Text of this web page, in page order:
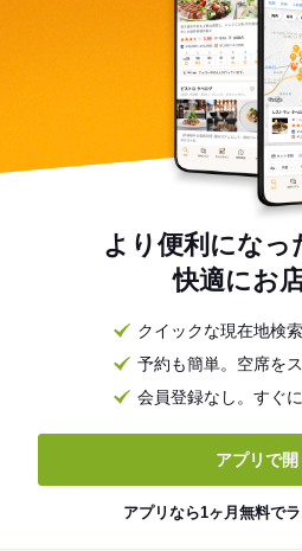
より便利になっ
快適にお
クイックな現在地検
予約も簡単。空席を
会員登録なし。すぐ
アプリで開
アプリなら1ヶ月無料で